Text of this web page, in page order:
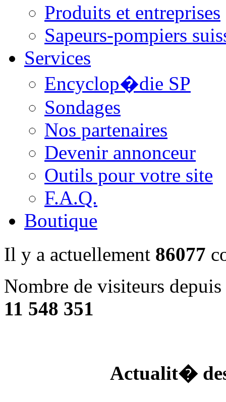
Produits et entreprises
Sapeurs-pompiers
Services
Encyclop�die SP
Sondages
Nos partenaires
Devenir annonceur
Outils pour votre site
F.A.Q.
Boutique
Il y a actuellement 86077
Nombre de visiteurs
11 548 351
Actualit�